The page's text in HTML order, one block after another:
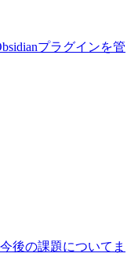
プラグインを管
後の課題についてま